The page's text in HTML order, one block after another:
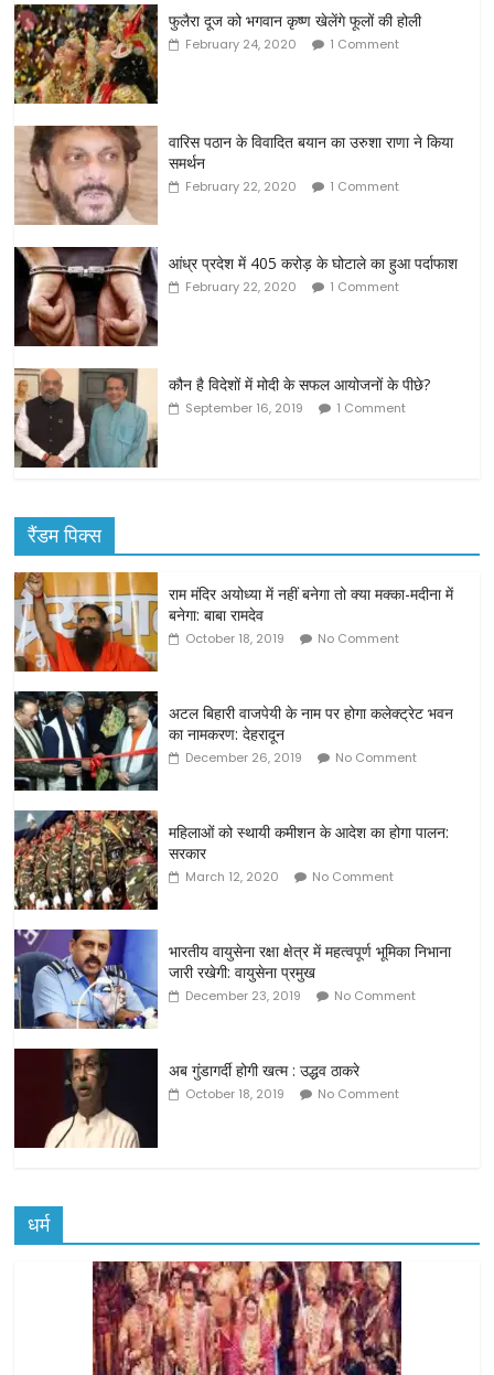
फुलैरा दूज को भगवान कृष्ण खेलेंगे फूलों की होली
February 24, 2020 1 Comment
वारिस पठान के विवादित बयान का उरुशा राणा ने किया
समर्थन
February 22, 2020 1 Comment
आंध्र प्रदेश में 405 करोड़ के घोटाले का हुआ पर्दाफाश
February 22, 2020 1 Comment
कौन है विदेशों में मोदी के सफल आयोजनों के पीछे?
September 16, 2019 1 Comment
रैंडम पिक्स
राम मंदिर अयोध्‍या में नहीं बनेगा तो क्‍या मक्‍का-मदीना में
बनेगा: बाबा रामदेव
October 18, 2019 No Comment
अटल बिहारी वाजपेयी के नाम पर होगा कलेक्ट्रेट भवन
का नामकरण: देहरादून
December 26, 2019 No Comment
महिलाओं को स्थायी कमीशन के आदेश का होगा पालन:
सरकार
March 12, 2020 No Comment
भारतीय वायुसेना रक्षा क्षेत्र में महत्वपूर्ण भूमिका निभाना
जारी रखेगी: वायुसेना प्रमुख
December 23, 2019 No Comment
अब गुंडागर्दी होगी खत्म : उद्धव ठाकरे
October 18, 2019 No Comment
धर्म